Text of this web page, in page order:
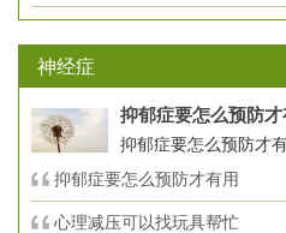
神经症
抑郁症要怎么预防才
抑郁症要怎么预防才
抑郁症要怎么预防才有用
心理减压可以找玩具帮忙